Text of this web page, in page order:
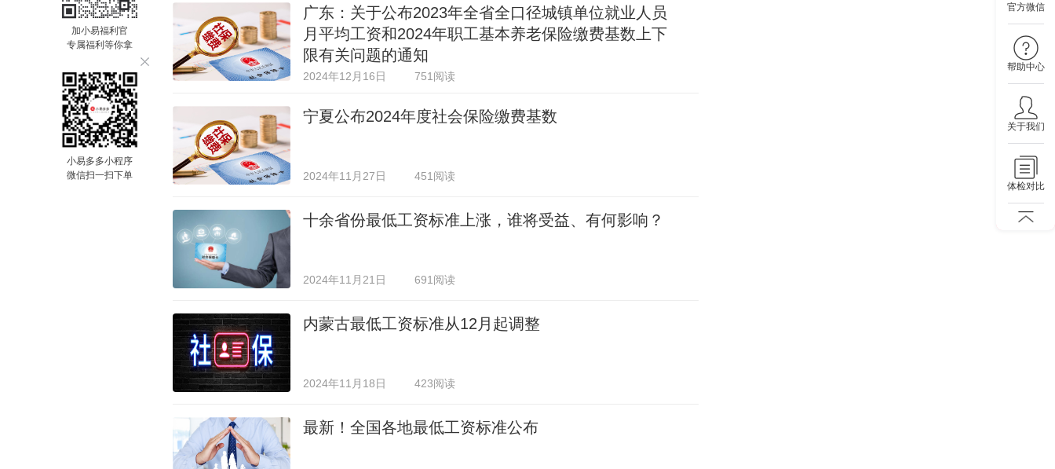
官方微信
帮助中心
关于我们
体检对比
加小易福利官
专属福利等你拿
小易多多小程序
微信扫一扫下单
广东：关于公布2023年全省全口径城镇单位就业人员
月平均工资和2024年职工基本养老保险缴费基数上下
限有关问题的通知
2024年12月16日 751阅读
宁夏公布2024年度社会保险缴费基数
2024年11月27日 451阅读
十余省份最低工资标准上涨，谁将受益、有何影响？
2024年11月21日 691阅读
内蒙古最低工资标准从12月起调整
2024年11月18日 423阅读
最新！全国各地最低工资标准公布